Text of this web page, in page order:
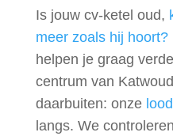
Is jouw cv-ketel oud,
meer zoals hij hoort?
helpen je graag
centrum van
daarbuiten: onze
langs. We